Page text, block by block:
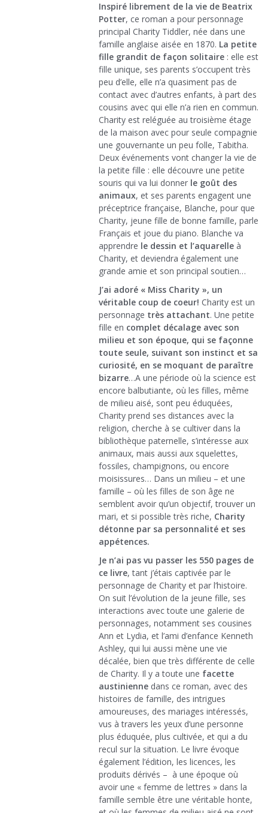
Inspiré librement de la vie de Beatrix
Potter, ce roman a pour personnage
principal Charity Tiddler, née dans une
famille anglaise aisée en 1870. La petite
fille grandit de façon solitaire : elle est
fille unique, ses parents s’occupent très
peu d’elle, elle n’a quasiment pas de
contact avec d’autres enfants, à part des
cousins avec qui elle n’a rien en commun.
Charity est reléguée au troisième étage
de la maison avec pour seule compagnie
une gouvernante un peu folle, Tabitha.
Deux événements vont changer la vie de
la petite fille : elle découvre une petite
souris qui va lui donner le goût des
animaux, et ses parents engagent une
préceptrice française, Blanche, pour que
Charity, jeune fille de bonne famille, parle
Français et joue du piano. Blanche va
apprendre le dessin et l’aquarelle à
Charity, et deviendra également une
grande amie et son principal soutien…
J’ai adoré « Miss Charity », un
véritable coup de coeur! Charity est un
personnage très attachant. Une petite
fille en complet décalage avec son
milieu et son époque, qui se façonne
toute seule, suivant son instinct et sa
curiosité, en se moquant de paraître
bizarre…A une période où la science est
encore balbutiante, où les filles, même
de milieu aisé, sont peu éduquées,
Charity prend ses distances avec la
religion, cherche à se cultiver dans la
bibliothèque paternelle, s’intéresse aux
animaux, mais aussi aux squelettes,
fossiles, champignons, ou encore
moisissures… Dans un milieu – et une
famille – où les filles de son âge ne
semblent avoir qu’un objectif, trouver un
mari, et si possible très riche, Charity
détonne par sa personnalité et ses
appétences.
Je n’ai pas vu passer les 550 pages de
ce livre, tant j’étais captivée par le
personnage de Charity et par l’histoire.
On suit l’évolution de la jeune fille, ses
interactions avec toute une galerie de
personnages, notamment ses cousines
Ann et Lydia, et l’ami d’enfance Kenneth
Ashley, qui lui aussi mène une vie
décalée, bien que très différente de celle
de Charity. Il y a toute une facette
austinienne dans ce roman, avec des
histoires de famille, des intrigues
amoureuses, des mariages intéressés,
vus à travers les yeux d’une personne
plus éduquée, plus cultivée, et qui a du
recul sur la situation. Le livre évoque
également l’édition, les licences, les
produits dérivés – à une époque où
avoir une « femme de lettres » dans la
famille semble être une véritable honte,